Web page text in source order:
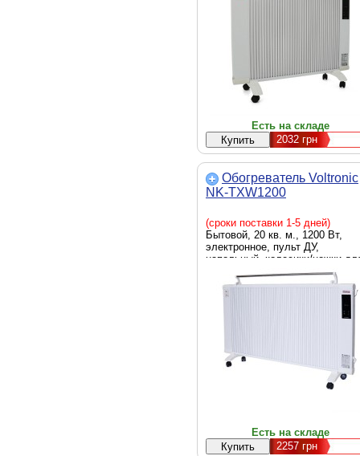
Есть на складе
2032 грн
Обогреватель Voltronic
NK-TXW1200
(сроки поставки 1-5 дней)
Бытовой, 20 кв. м., 1200 Вт,
электронное, пульт ДУ,
напольный, колесики/ножки
перемещения, сушильная
4 кг, белый, конвектор
Есть на складе
2257 грн